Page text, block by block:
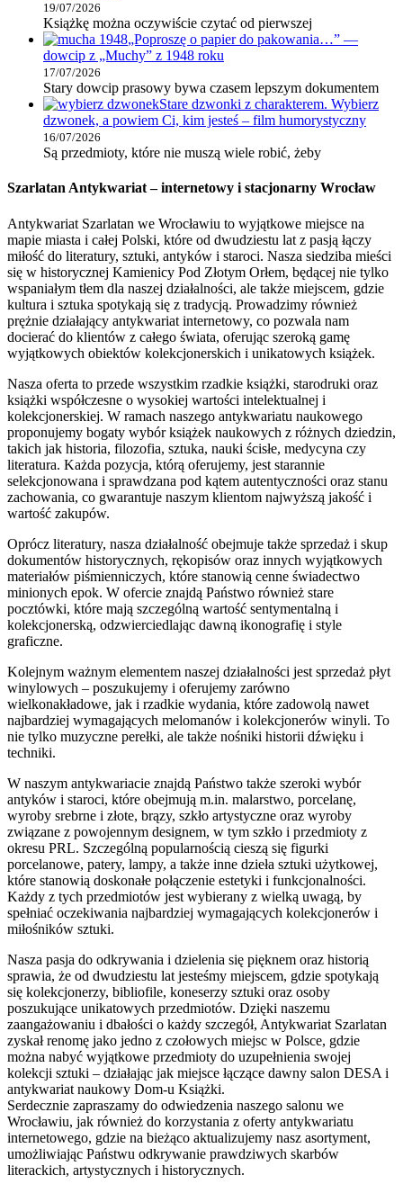
19/07/2026
Książkę można oczywiście czytać od pierwszej
„Poproszę o papier do pakowania…” —
dowcip z „Muchy” z 1948 roku
17/07/2026
Stary dowcip prasowy bywa czasem lepszym dokumentem
Stare dzwonki z charakterem. Wybierz
dzwonek, a powiem Ci, kim jesteś – film humorystyczny
16/07/2026
Są przedmioty, które nie muszą wiele robić, żeby
Szarlatan Antykwariat – internetowy i stacjonarny Wrocław
Antykwariat Szarlatan we Wrocławiu to wyjątkowe miejsce na
mapie miasta i całej Polski, które od dwudziestu lat z pasją łączy
miłość do literatury, sztuki, antyków i staroci. Nasza siedziba mieści
się w historycznej Kamienicy Pod Złotym Orłem, będącej nie tylko
wspaniałym tłem dla naszej działalności, ale także miejscem, gdzie
kultura i sztuka spotykają się z tradycją. Prowadzimy również
prężnie działający antykwariat internetowy, co pozwala nam
docierać do klientów z całego świata, oferując szeroką gamę
wyjątkowych obiektów kolekcjonerskich i unikatowych książek.
Nasza oferta to przede wszystkim rzadkie książki, starodruki oraz
książki współczesne o wysokiej wartości intelektualnej i
kolekcjonerskiej. W ramach naszego antykwariatu naukowego
proponujemy bogaty wybór książek naukowych z różnych dziedzin,
takich jak historia, filozofia, sztuka, nauki ścisłe, medycyna czy
literatura. Każda pozycja, którą oferujemy, jest starannie
selekcjonowana i sprawdzana pod kątem autentyczności oraz stanu
zachowania, co gwarantuje naszym klientom najwyższą jakość i
wartość zakupów.
Oprócz literatury, nasza działalność obejmuje także sprzedaż i skup
dokumentów historycznych, rękopisów oraz innych wyjątkowych
materiałów piśmienniczych, które stanowią cenne świadectwo
minionych epok. W ofercie znajdą Państwo również stare
pocztówki, które mają szczególną wartość sentymentalną i
kolekcjonerską, odzwierciedlając dawną ikonografię i style
graficzne.
Kolejnym ważnym elementem naszej działalności jest sprzedaż płyt
winylowych – poszukujemy i oferujemy zarówno
wielkonakładowe, jak i rzadkie wydania, które zadowolą nawet
najbardziej wymagających melomanów i kolekcjonerów winyli. To
nie tylko muzyczne perełki, ale także nośniki historii dźwięku i
techniki.
W naszym antykwariacie znajdą Państwo także szeroki wybór
antyków i staroci, które obejmują m.in. malarstwo, porcelanę,
wyroby srebrne i złote, brązy, szkło artystyczne oraz wyroby
związane z powojennym designem, w tym szkło i przedmioty z
okresu PRL. Szczególną popularnością cieszą się figurki
porcelanowe, patery, lampy, a także inne dzieła sztuki użytkowej,
które stanowią doskonałe połączenie estetyki i funkcjonalności.
Każdy z tych przedmiotów jest wybierany z wielką uwagą, by
spełniać oczekiwania najbardziej wymagających kolekcjonerów i
miłośników sztuki.
Nasza pasja do odkrywania i dzielenia się pięknem oraz historią
sprawia, że od dwudziestu lat jesteśmy miejscem, gdzie spotykają
się kolekcjonerzy, bibliofile, koneserzy sztuki oraz osoby
poszukujące unikatowych przedmiotów. Dzięki naszemu
zaangażowaniu i dbałości o każdy szczegół, Antykwariat Szarlatan
zyskał renomę jako jedno z czołowych miejsc w Polsce, gdzie
można nabyć wyjątkowe przedmioty do uzupełnienia swojej
kolekcji sztuki – działając jak miejsce łączące dawny salon DESA i
antykwariat naukowy Dom-u Książki.
Serdecznie zapraszamy do odwiedzenia naszego salonu we
Wrocławiu, jak również do korzystania z oferty antykwariatu
internetowego, gdzie na bieżąco aktualizujemy nasz asortyment,
umożliwiając Państwu odkrywanie prawdziwych skarbów
literackich, artystycznych i historycznych.